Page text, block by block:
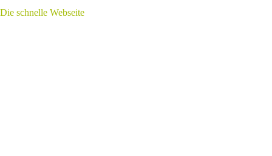
Die schnelle Webseite